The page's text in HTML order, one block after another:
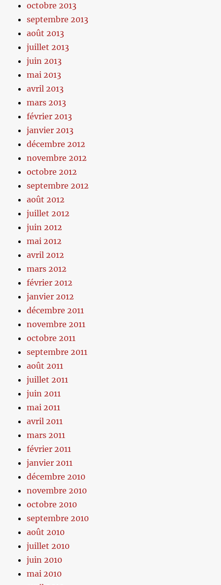
octobre 2013
septembre 2013
août 2013
juillet 2013
juin 2013
mai 2013
avril 2013
mars 2013
février 2013
janvier 2013
décembre 2012
novembre 2012
octobre 2012
septembre 2012
août 2012
juillet 2012
juin 2012
mai 2012
avril 2012
mars 2012
février 2012
janvier 2012
décembre 2011
novembre 2011
octobre 2011
septembre 2011
août 2011
juillet 2011
juin 2011
mai 2011
avril 2011
mars 2011
février 2011
janvier 2011
décembre 2010
novembre 2010
octobre 2010
septembre 2010
août 2010
juillet 2010
juin 2010
mai 2010